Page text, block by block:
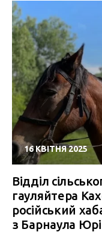
16 КВІТНЯ 2025
Відділ
гауляйтера
російський
з Барнаула